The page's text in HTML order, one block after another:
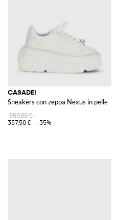
CASADEI
Sneakers con zeppa Nexus in pelle
550,00 €
357,50 €
-35%